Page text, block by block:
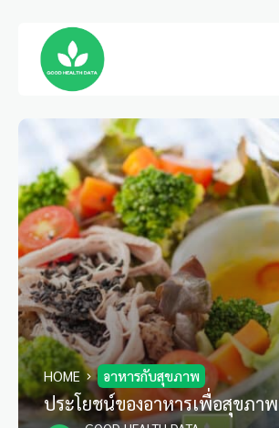
HOME อาหารกับสุขภาพ
ประโยชน์ของอาหารเพื่อสุขภาพ